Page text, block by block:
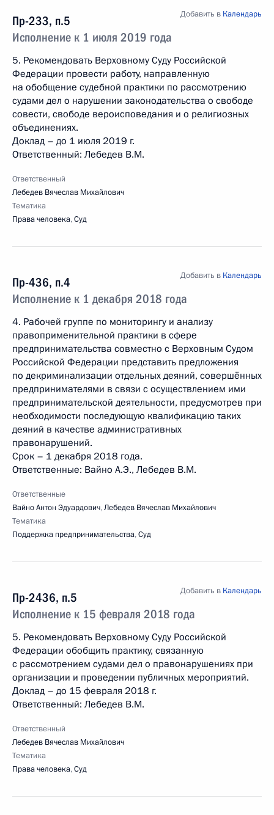
Пр-233, п.5
Исполнение к 1 июля 2019 года
Добавить в Календарь
5. Рекомендовать Верховному Суду Российской
Федерации провести работу, направленную
на обобщение судебной практики по рассмотрению
судами дел о нарушении законодательства о свободе
совести, свободе вероисповедания и о религиозных
объединениях.
Доклад – до 1 июля 2019 г.
Ответственный: Лебедев В.М.
Ответственный
Лебедев Вячеслав Михайлович
Тематика
Права человека,Суд
Пр-436, п.4
Исполнение к 1 декабря 2018 года
Добавить в Календарь
4. Рабочей группе по мониторингу и анализу
правоприменительной практики в сфере
предпринимательства совместно с Верховным Судом
Российской Федерации представить предложения
по декриминализации отдельных деяний, совершённых
предпринимателями в связи с осуществлением ими
предпринимательской деятельности, предусмотрев при
необходимости последующую квалификацию таких
деяний в качестве административных
правонарушений.
Срок – 1 декабря 2018 года.
Ответственные: Вайно А.Э., Лебедев В.М.
Ответственные
Вайно Антон Эдуардович,Лебедев Вячеслав Михайлович
Тематика
Поддержка предпринимательства,Суд
Пр-2436, п.5
Исполнение к 15 февраля 2018 года
Добавить в Календарь
5. Рекомендовать Верховному Суду Российской
Федерации обобщить практику, связанную
с рассмотрением судами дел о правонарушениях при
организации и проведении публичных мероприятий.
Доклад – до 15 февраля 2018 г.
Ответственный: Лебедев В.М.
Ответственный
Лебедев Вячеслав Михайлович
Тематика
Права человека,Суд